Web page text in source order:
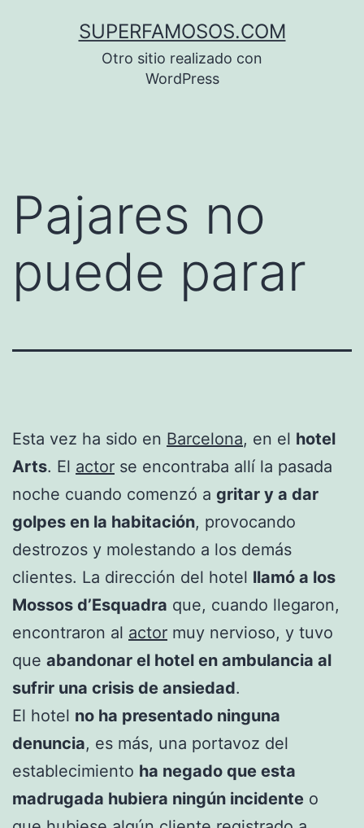
SUPERFAMOSOS.COM
Otro sitio realizado con
WordPress
Pajares no
puede parar
Esta vez ha sido en Barcelona, en el hotel
Arts. El actor se encontraba allí la pasada
noche cuando comenzó a gritar y a dar
golpes en la habitación, provocando
destrozos y molestando a los demás
clientes. La dirección del hotel llamó a los
Mossos d’Esquadra que, cuando llegaron,
encontraron al actor muy nervioso, y tuvo
que abandonar el hotel en ambulancia al
sufrir una crisis de ansiedad.
El hotel no ha presentado ninguna
denuncia, es más, una portavoz del
establecimiento ha negado que esta
madrugada hubiera ningún incidente o